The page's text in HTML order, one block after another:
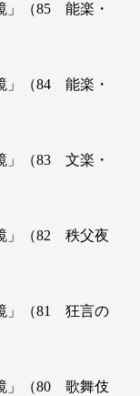
」（85 能楽・
」（84 能楽・
」（83 文楽・
」（82 秩父夜
」（81 狂言の
」（80 歌舞伎